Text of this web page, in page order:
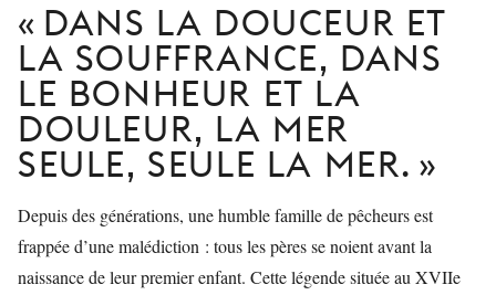
DANS LA DOUCEUR ET
LA SOUFFRANCE, DANS
LE BONHEUR ET LA
DOULEUR, LA MER
SEULE, SEULE LA MER.
Depuis des générations, une humble famille de pêcheurs est
frappée d’une malédiction : tous les pères se noient avant la
naissance de leur premier enfant. Cette légende située au XVIIe